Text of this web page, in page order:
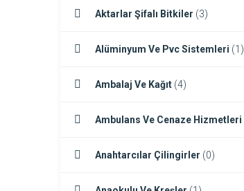
Aktarlar Şifalı Bitkiler (3)
Alüminyum Ve Pvc Sistemleri (1)
Ambalaj Ve Kağıt (4)
Ambulans Ve Cenaze Hizmetleri
Anahtarcılar Çilingirler (0)